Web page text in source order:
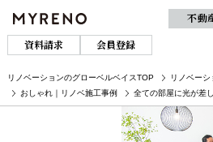
不動
資料請求
会員登録
リノベーションのグローベルベイスTOP
リノベーシ
おしゃれ｜リノベ施工事例
全ての部屋に光が差